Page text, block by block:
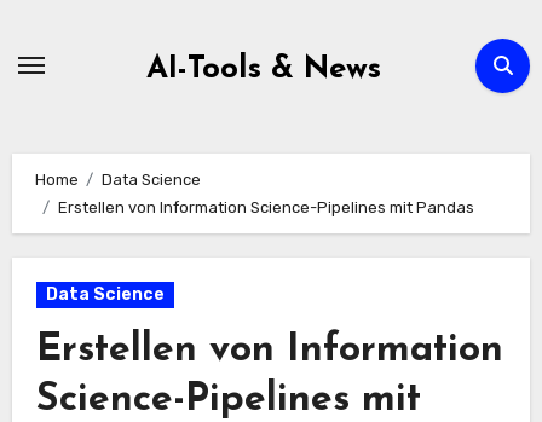
AI-Tools & News
Home
Data Science
Erstellen von Information Science-Pipelines mit Pandas
Data Science
Erstellen von Information
Science-Pipelines mit